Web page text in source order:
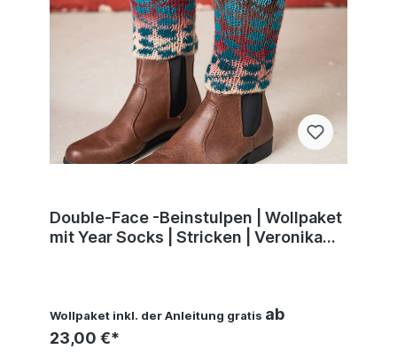
Double-Face -Beinstulpen | Wollpaket
mit Year Socks | Stricken | Veronika
Wollpaket inkl. der Anleitung gratis ab
23,00 €*